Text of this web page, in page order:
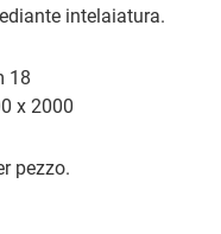
intelaiatura.
18
x 2000
pezzo.